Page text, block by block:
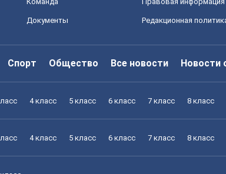
Документы Редакционная
Спорт Общество Все новости Новости
4 класс 5 класс 6 класс 7 класс 8 класс
4 класс 5 класс 6 класс 7 класс 8 класс